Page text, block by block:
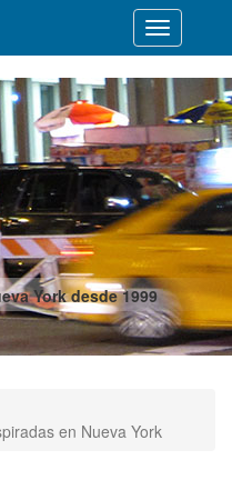
York desde 1999
Desplegar
en Nueva York